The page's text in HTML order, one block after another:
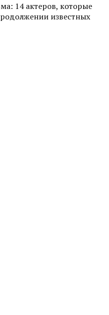
14 актеров, которые
известных